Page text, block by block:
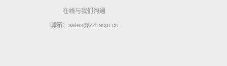
在线与我们沟通
邮箱：sales@zzhaixu.cn